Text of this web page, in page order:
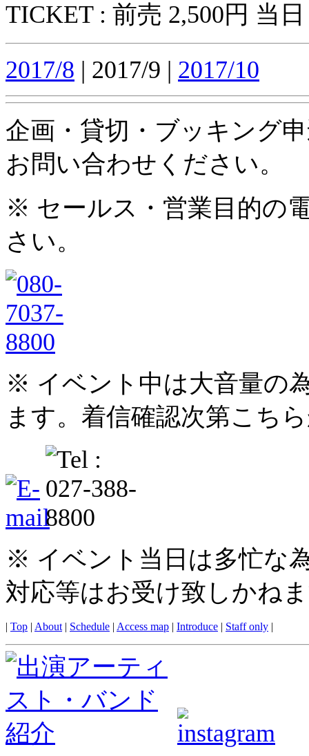
TICKET : 前売 2,500円 当
2017/8 | 2017/9 | 2017/10
企画・貸切・ブッキング
お問い合わせください。
※ セールス・営業目的の
さい。
※ イベント中は大音量の
ます。着信確認次第こち
※ イベント当日は多忙な
対応等はお受け致しかね
Top About| Schedule Access map Introduce Staff only